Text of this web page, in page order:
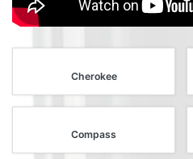
Cherokee
Compass